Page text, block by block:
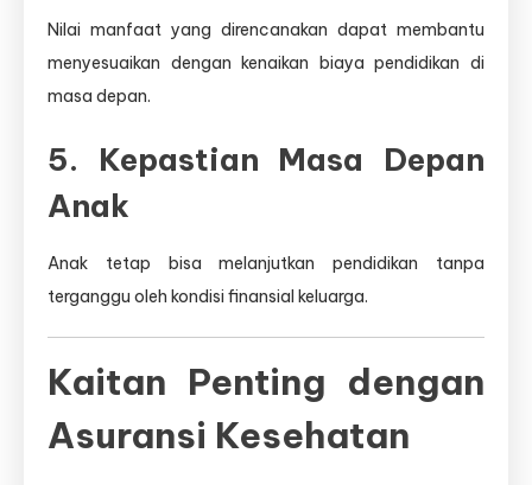
Nilai manfaat yang direncanakan dapat membantu
menyesuaikan dengan kenaikan biaya pendidikan di
masa depan.
5. Kepastian Masa Depan
Anak
Anak tetap bisa melanjutkan pendidikan tanpa
terganggu oleh kondisi finansial keluarga.
Kaitan Penting dengan
Asuransi Kesehatan